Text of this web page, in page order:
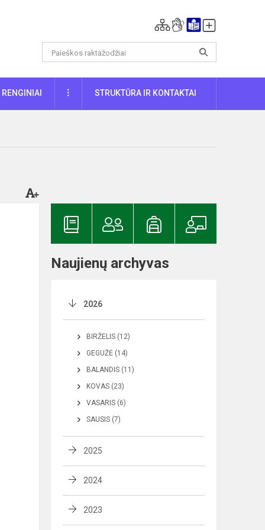
RENGINIAI DAUGIAUSTRUKTŪRA IR KONTAKTAI
Naujienų archyvas
2026
BIRŽELIS (12)
GEGUŽĖ (14)
BALANDIS (11)
KOVAS (23)
VASARIS (6)
SAUSIS (7)
2025
2024
2023